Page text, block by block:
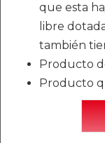
que esta
libre
también
Producto
Producto